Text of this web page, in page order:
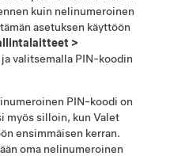
kuin nelinumeroinen
asetuksen käyttöön
>
ja valitsemalla PIN-koodin
PIN-koodi on
myös silloin, kun Valet
ensimmäisen kerran.
oma nelinumeroinen